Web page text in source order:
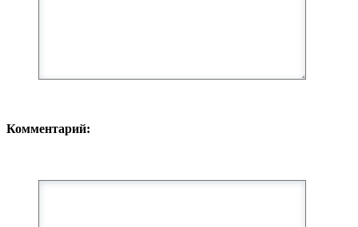
Комментарий: